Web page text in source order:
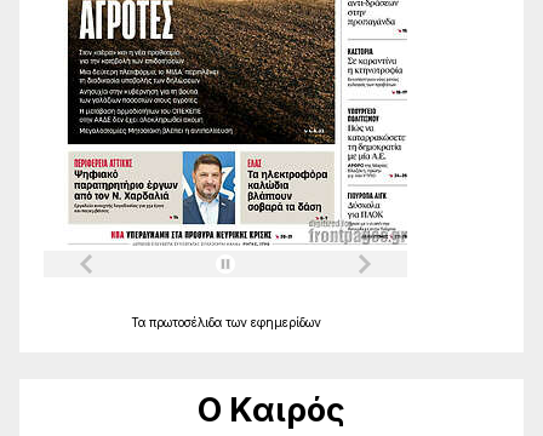
Τα πρωτοσέλιδα των εφημερίδων
Ο Καιρός